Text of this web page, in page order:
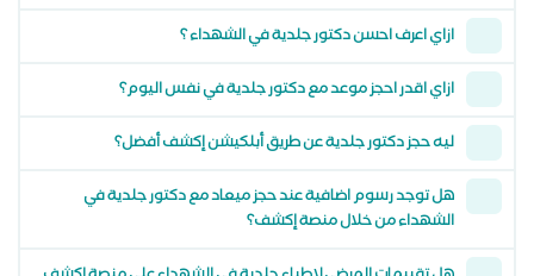
ازاي اعرف احسن دكتور جلدية في الشهداء ؟
ازاي اقدر احجز موعد مع دكتور جلدية في نفس اليوم؟
ليه حجز دكتور جلدية عن طريق أبلكيشن إكشف أفضل؟
هل توجد رسوم اضافية عند حجز ميعاد مع دكتور جلدية في
الشهداء من خلال منصة إكشف؟